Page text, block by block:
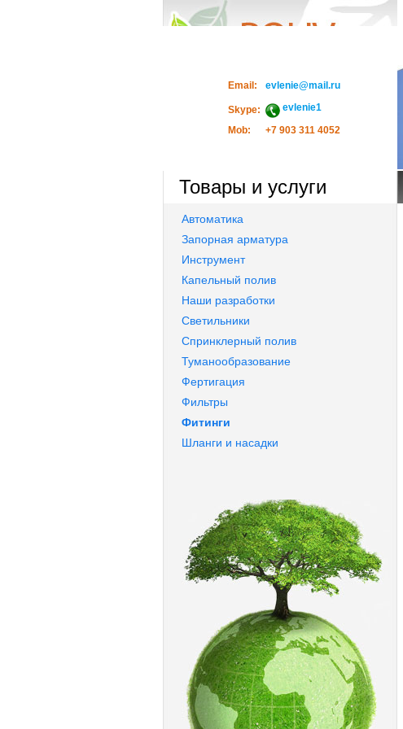
Email: evlenie@mail.ru
Skype:
evlenie1
Mob:
+7 903 311 4052
Товары и услуги
Автоматика
Запорная арматура
Инструмент
Капельный полив
Наши разработки
Светильники
Спринклерный полив
Туманообразование
Фертигация
Фильтры
Фитинги
Шланги и насадки